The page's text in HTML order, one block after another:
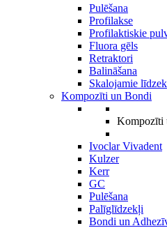
Pulēšana
Profilakse
Profilaktiskie
Fluora gēls
Retraktori
Balināšana
Skalojamie
Kompozīti un Bondi
Kompozīti
Ivoclar Vivadent
Kulzer
Kerr
GC
Pulēšana
Palīglīdzekļi
Bondi un